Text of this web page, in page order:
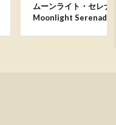
ムーンライト・セレナ
Moonlight Serenade